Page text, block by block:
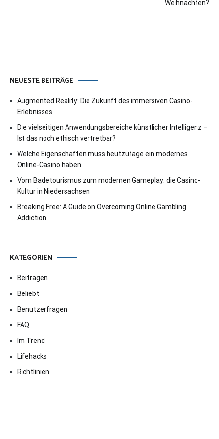
Weihnachten?
NEUESTE BEITRÄGE
Augmented Reality: Die Zukunft des immersiven Casino-
Erlebnisses
Die vielseitigen Anwendungsbereiche künstlicher Intelligenz –
Ist das noch ethisch vertretbar?
Welche Eigenschaften muss heutzutage ein modernes
Online-Casino haben
Vom Badetourismus zum modernen Gameplay: die Casino-
Kultur in Niedersachsen
Breaking Free: A Guide on Overcoming Online Gambling
Addiction
KATEGORIEN
Beitragen
Beliebt
Benutzerfragen
FAQ
Im Trend
Lifehacks
Richtlinien